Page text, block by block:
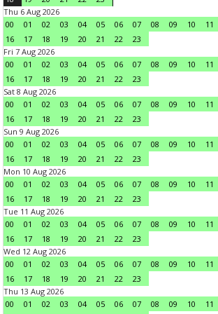
Thu 6 Aug 2026
00
01 02 03 04 05 06 07 08 09 10 11
16
17 18 19 20 21 22
23
Fri 7 Aug 2026
00
01 02 03 04 05 06 07 08 09 10 11
16
17 18 19 20 21 22
23
Sat 8 Aug 2026
00
01 02 03 04 05 06 07 08 09 10 11
16
17 18 19 20 21 22
23
Sun 9 Aug 2026
00
01 02 03 04 05 06 07 08 09 10 11
16
17 18 19 20 21 22
23
Mon 10 Aug 2026
00
01 02 03 04 05 06 07 08 09 10 11
16
17 18 19 20 21 22
23
Tue 11 Aug 2026
00
01 02 03 04 05 06 07 08 09 10 11
16
17 18 19 20 21 22
23
Wed 12 Aug 2026
00
01 02 03 04 05 06 07 08 09 10 11
16
17 18 19 20 21 22
23
Thu 13 Aug 2026
00
01 02 03 04 05 06 07 08 09 10 11